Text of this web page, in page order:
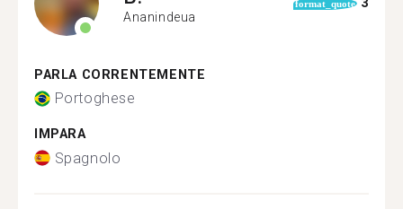
Ananindeua
format_quote 3
PARLA CORRENTEMENTE
Portoghese
IMPARA
Spagnolo